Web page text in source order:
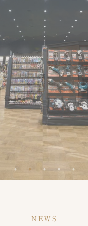
NEWS